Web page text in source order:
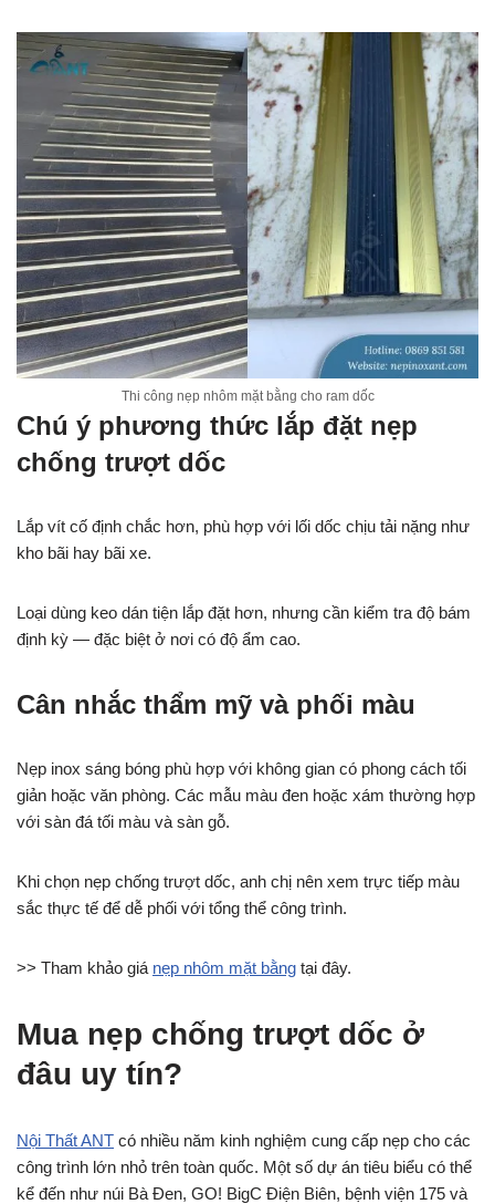
Thi công nẹp nhôm mặt bằng cho ram dốc
Chú ý phương thức lắp đặt nẹp
chống trượt dốc
Lắp vít cố định chắc hơn, phù hợp với lối dốc chịu tải nặng như
kho bãi hay bãi xe.
Loại dùng keo dán tiện lắp đặt hơn, nhưng cần kiểm tra độ bám
định kỳ — đặc biệt ở nơi có độ ẩm cao.
Cân nhắc thẩm mỹ và phối màu
Nẹp inox sáng bóng phù hợp với không gian có phong cách tối
giản hoặc văn phòng. Các mẫu màu đen hoặc xám thường hợp
với sàn đá tối màu và sàn gỗ.
Khi chọn nẹp chống trượt dốc, anh chị nên xem trực tiếp màu
sắc thực tế để dễ phối với tổng thể công trình.
>> Tham khảo giá nẹp nhôm mặt bằng tại đây.
Mua nẹp chống trượt dốc ở
đâu uy tín?
Nội Thất ANT có nhiều năm kinh nghiệm cung cấp nẹp cho các
công trình lớn nhỏ trên toàn quốc. Một số dự án tiêu biểu có thể
kể đến như núi Bà Đen, GO! BigC Điện Biên, bệnh viện 175 và